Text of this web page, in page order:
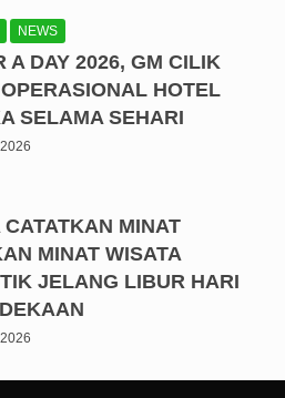
NEWS
A DAY 2026, GM CILIK
HOTEL
SELAMA SEHARI
CATATKAN MINAT
MINAT WISATA
JELANG LIBUR HARI